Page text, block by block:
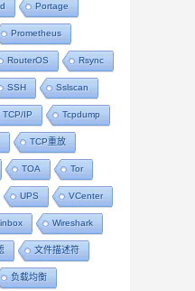
Portage
Prometheus
RouterOS Rsync
SSH Sslscan
TCP/IP Tcpdump
TCP重放
TOA Tor
UPS VCenter
Wireshark
文件描述符
负载均衡